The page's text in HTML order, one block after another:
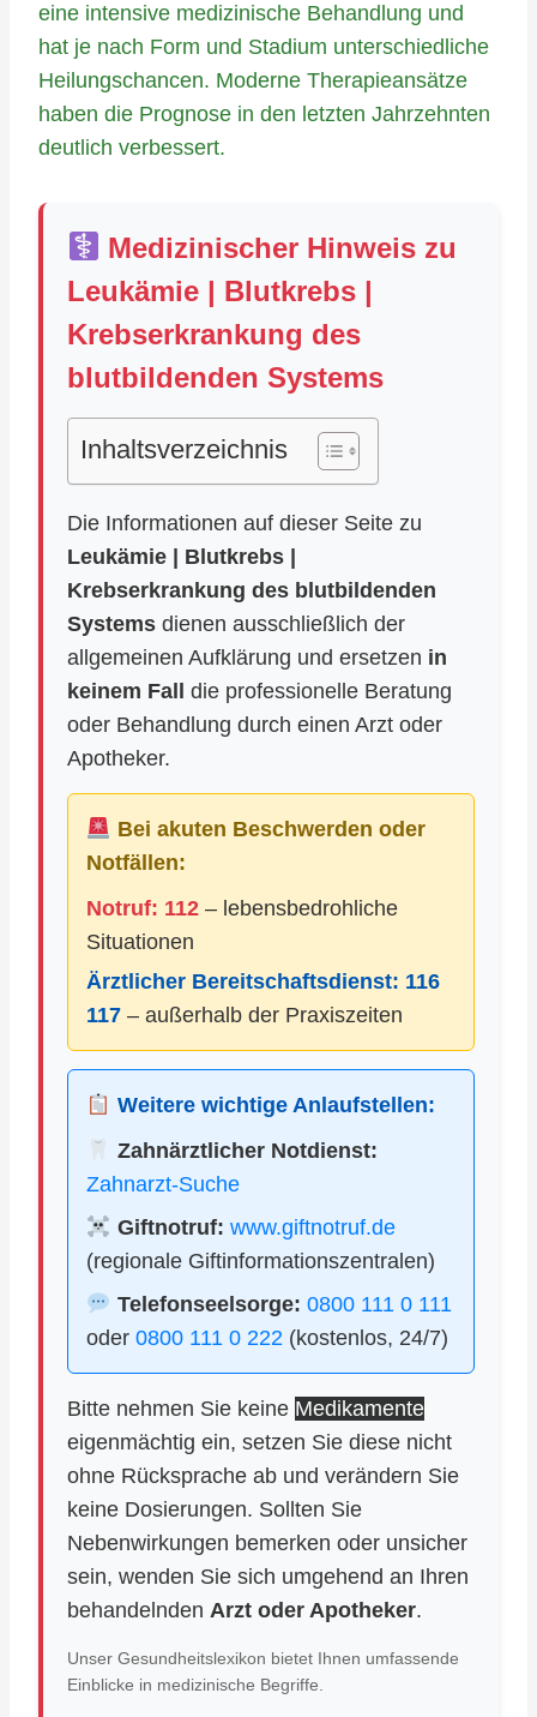
eine intensive medizinische Behandlung und
hat je nach Form und Stadium unterschiedliche
Heilungschancen. Moderne Therapieansätze
haben die Prognose in den letzten Jahrzehnten
deutlich verbessert.
Medizinischer Hinweis zu
Leukämie | Blutkrebs |
Krebserkrankung des
blutbildenden Systems
Inhaltsverzeichnis
Die Informationen auf dieser Seite zu
Leukämie | Blutkrebs |
Krebserkrankung des blutbildenden
Systems dienen ausschließlich der
allgemeinen Aufklärung und ersetzen in
keinem Fall
die professionelle Beratung
oder Behandlung durch einen Arzt oder
Apotheker.
Bei akuten Beschwerden oder
Notfällen:
Notruf: 112 – lebensbedrohliche
Situationen
Ärztlicher Bereitschaftsdienst: 116
117 – außerhalb der Praxiszeiten
Weitere wichtige Anlaufstellen:
Zahnärztlicher Notdienst:
Zahnarzt-Suche
Giftnotruf: www.giftnotruf.de
(regionale Giftinformationszentralen)
Telefonseelsorge: 0800 111 0 111
oder 0800 111 0 222 (kostenlos, 24/7)
Bitte nehmen Sie keine Medikamente
eigenmächtig ein, setzen Sie diese nicht
ohne Rücksprache ab und verändern Sie
keine Dosierungen. Sollten Sie
Nebenwirkungen bemerken oder unsicher
sein, wenden Sie sich umgehend an Ihren
behandelnden Arzt oder Apotheker.
Unser Gesundheitslexikon bietet Ihnen umfassende
Einblicke in medizinische Begriffe.